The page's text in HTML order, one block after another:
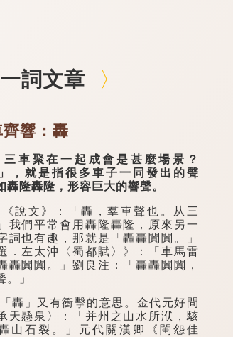
詞文章
響：轟
聚在一起成會是甚麼場景？
」，就是指很多車子一同發出的聲
轟隆轟隆，形容巨大的響聲。
文》：「轟，羣車聲也。从三
我們平常會用轟隆轟隆，原來另一
詞也有趣，那就是「轟轟闐闐。」
．左太沖〈蜀都賦〉》：「車馬雷
轟闐闐。」劉良注：「轟轟闐闐，
。」
」又有衝擊的意思。金代元好問
天懸泉〉：「并州之山水所洑，駭
山石裂。」元代關漢卿《閨怨佳